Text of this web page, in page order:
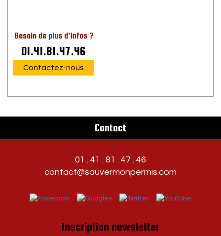
Besoin de plus d'infos ?
01.41.81.47.46
Contactez-nous
Contact
01 . 41 . 81 . 47 . 46
contact@sauvermonpermis.com
Inscription newsletter